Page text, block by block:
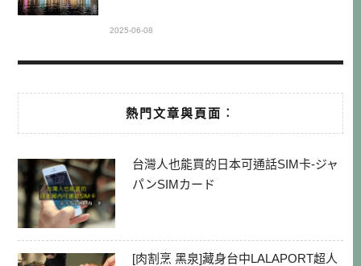
2025-06-08
熱門文章與頁面︰
台灣人也能買的日本可通話SIM卡-ジャ
パンSIMカード
[肉割烹 黑泉]藏身台中LALAPORT超人